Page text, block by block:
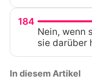
184
Nein, wenn
sie darüber
In diesem Artikel